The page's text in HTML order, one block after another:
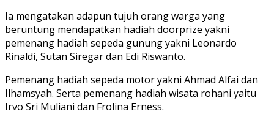
Ia mengatakan adapun tujuh orang warga yang
beruntung mendapatkan hadiah doorprize yakni
pemenang hadiah sepeda gunung yakni Leonardo
Rinaldi, Sutan Siregar dan Edi Riswanto.
Pemenang hadiah sepeda motor yakni Ahmad Alfai dan
Ilhamsyah. Serta pemenang hadiah wisata rohani yaitu
Irvo Sri Muliani dan Frolina Erness.